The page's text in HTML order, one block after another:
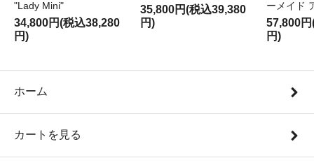
"Lady Mini"
34,800円(税込38,280
円)
35,800円(税込39,380
円)
ーメイド
57,800
円)
ホーム
カートを見る